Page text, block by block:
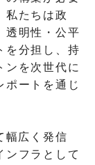
私たちは政
透明性・公平
を分担し、持
ンを次世代に
ポートを通じ
広く発信
ンフラとして